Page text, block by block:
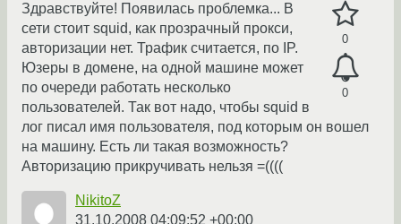
0
0
Здравствуйте! Появилась проблемка... В
сети стоит squid, как прозрачный прокси,
авторизации нет. Трафик считается, по IP.
Юзеры в домене, на одной машине может
по очереди работать несколько
пользователей. Так вот надо, чтобы squid в
лог писал имя пользователя, под которым он вошел
на машину. Есть ли такая возможность?
Авторизацию прикручивать нельзя =((((
NikitoZ
31.10.2008 04:09:52 +00:00